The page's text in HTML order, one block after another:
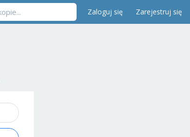
Zaloguj się Zarejestruj się